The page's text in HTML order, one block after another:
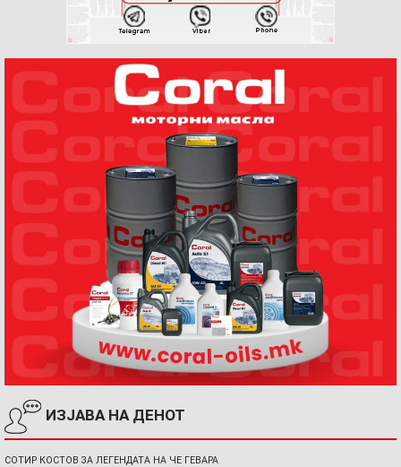
ИЗЈАВА НА ДЕНОТ
СОТИР КОСТОВ ЗА ЛЕГЕНДАТА НА ЧЕ ГЕВАРА